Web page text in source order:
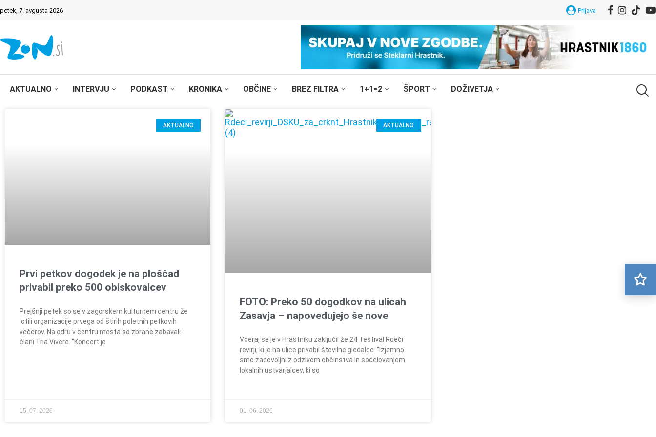
petek, 7. avgusta 2026 Prijava
AKTUALNO INTERVJU PODKAST KRONIKA OBČINE BREZ FILTRA 1+1=2 ŠPORT DOŽIVETJA
AKTUALNO
Prvi petkov dogodek je na ploščad
privabil preko 500 obiskovalcev
Prejšnji petek so se v zagorskem kulturnem centru že
lotili organizacije prvega od štirih poletnih petkovih
večerov. Na odru v centru mesta so zbrane zabavali
člani Tria Vivere. “Koncert je
15. 07. 2026
AKTUALNO
FOTO: Preko 50 dogodkov na ulicah
Zasavja – napovedujejo še nove
Včeraj se je v Hrastniku zaključil že 24. festival Rdeči
revirji, ki je na ulice privabil številne gledalce. “Izjemno
smo zadovoljni z odzivom občinstva in sodelovanjem
lokalnih ustvarjalcev, ki so
01. 06. 2026